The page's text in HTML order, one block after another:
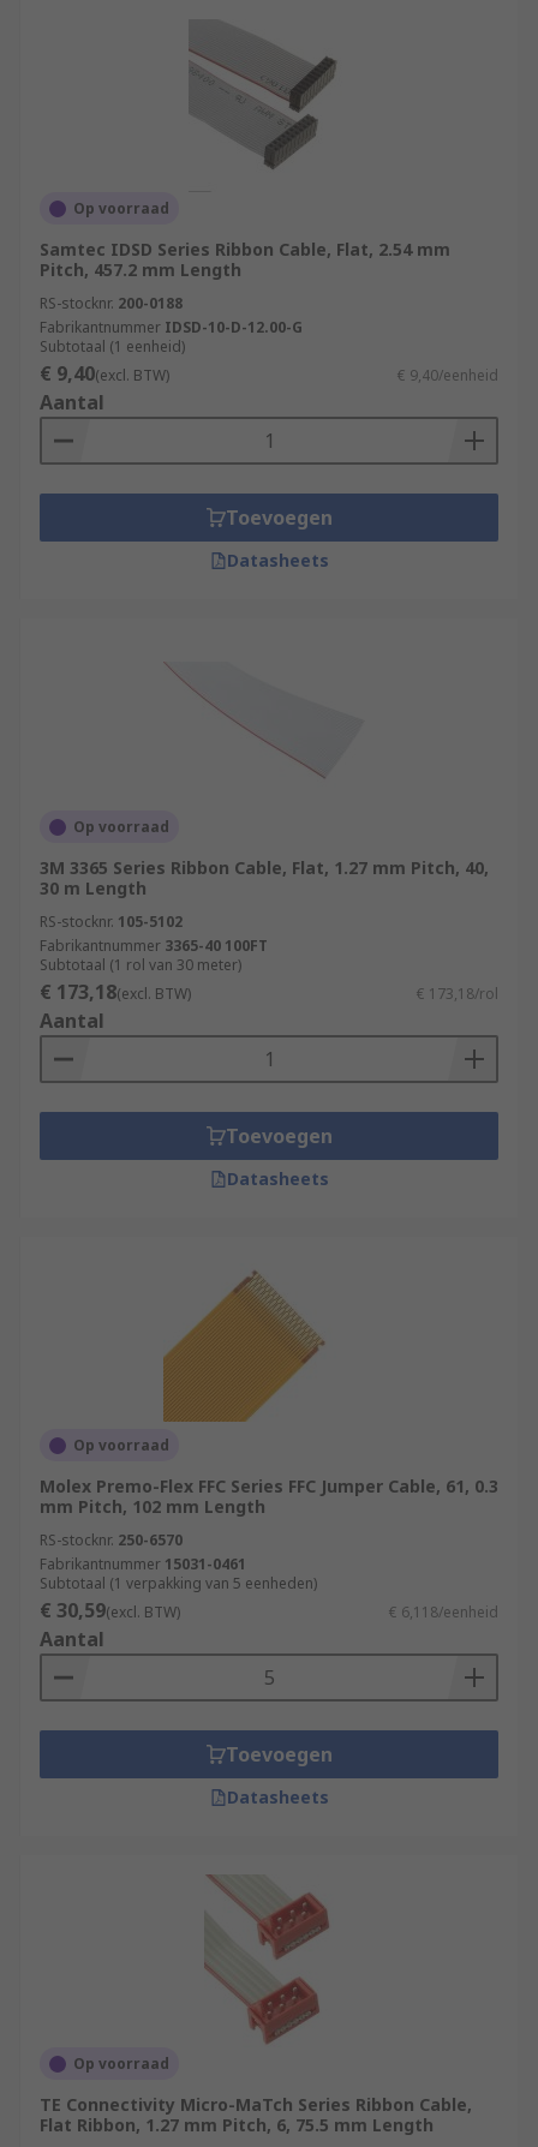
Op voorraad
Samtec IDSD Series Ribbon Cable, Flat, 2.54 mm
Pitch, 457.2 mm Length
RS-stocknr. 200-0188
Fabrikantnummer IDSD-10-D-12.00-G
Subtotaal (1 eenheid)
€ 9,40(excl. BTW) € 9,40/eenheid
Aantal
Toevoegen
Datasheets
Op voorraad
3M 3365 Series Ribbon Cable, Flat, 1.27 mm Pitch, 40,
30 m Length
RS-stocknr. 105-5102
Fabrikantnummer 3365-40 100FT
Subtotaal (1 rol van 30 meter)
€ 173,18(excl. BTW) € 173,18/rol
Aantal
Toevoegen
Datasheets
Op voorraad
Molex Premo-Flex FFC Series FFC Jumper Cable, 61, 0.3
mm Pitch, 102 mm Length
RS-stocknr. 250-6570
Fabrikantnummer 15031-0461
Subtotaal (1 verpakking van 5 eenheden)
€ 30,59(excl. BTW) € 6,118/eenheid
Aantal
Toevoegen
Datasheets
Op voorraad
TE Connectivity Micro-MaTch Series Ribbon Cable,
Flat Ribbon, 1.27 mm Pitch, 6, 75.5 mm Length